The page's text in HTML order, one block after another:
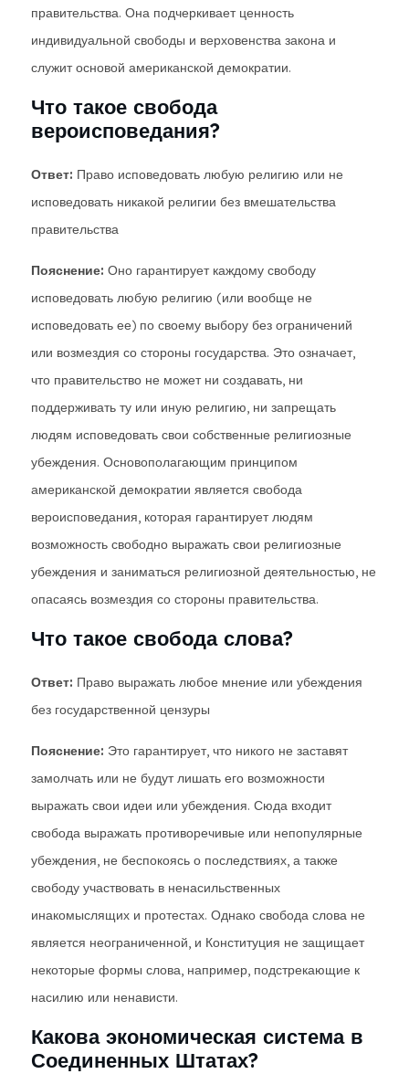
правительства. Она подчеркивает ценность
индивидуальной свободы и верховенства закона и
служит основой американской демократии.
Что такое свобода
вероисповедания?
Ответ: Право исповедовать любую религию или не
исповедовать никакой религии без вмешательства
правительства
Пояснение: Оно гарантирует каждому свободу
исповедовать любую религию (или вообще не
исповедовать ее) по своему выбору без ограничений
или возмездия со стороны государства. Это означает,
что правительство не может ни создавать, ни
поддерживать ту или иную религию, ни запрещать
людям исповедовать свои собственные религиозные
убеждения. Основополагающим принципом
американской демократии является свобода
вероисповедания, которая гарантирует людям
возможность свободно выражать свои религиозные
убеждения и заниматься религиозной деятельностью, не
опасаясь возмездия со стороны правительства.
Что такое свобода слова?
Ответ: Право выражать любое мнение или убеждения
без государственной цензуры
Пояснение: Это гарантирует, что никого не заставят
замолчать или не будут лишать его возможности
выражать свои идеи или убеждения. Сюда входит
свобода выражать противоречивые или непопулярные
убеждения, не беспокоясь о последствиях, а также
свободу участвовать в ненасильственных
инакомыслящих и протестах. Однако свобода слова не
является неограниченной, и Конституция не защищает
некоторые формы слова, например, подстрекающие к
насилию или ненависти.
Какова экономическая система в
Соединенных Штатах?